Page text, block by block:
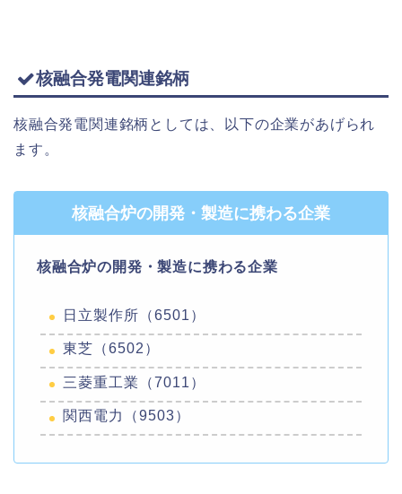
核融合発電関連銘柄
核融合発電関連銘柄としては、以下の企業があげられ
ます。
核融合炉の開発・製造に携わる企業
核融合炉の開発・製造に携わる企業
日立製作所（6501）
東芝（6502）
三菱重工業（7011）
関西電力（9503）